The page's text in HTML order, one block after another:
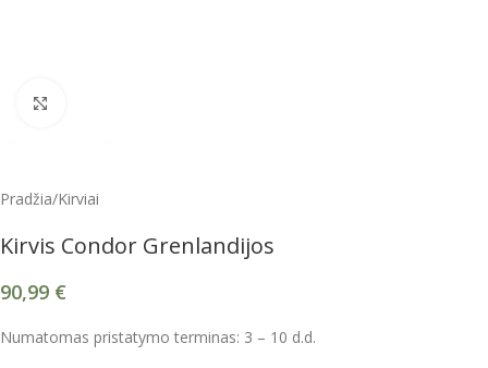
Pradžia/Kirviai
Kirvis Condor Grenlandijos
90,99 €
Numatomas pristatymo terminas: 3 – 10 d.d.